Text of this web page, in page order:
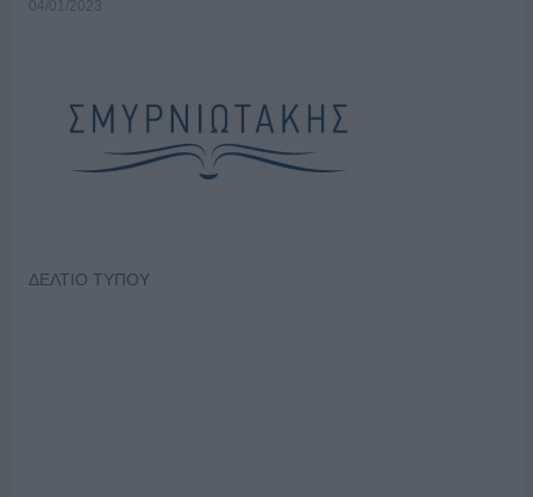
04/01/2023
ΔΕΛΤΙΟ ΤΥΠΟΥ